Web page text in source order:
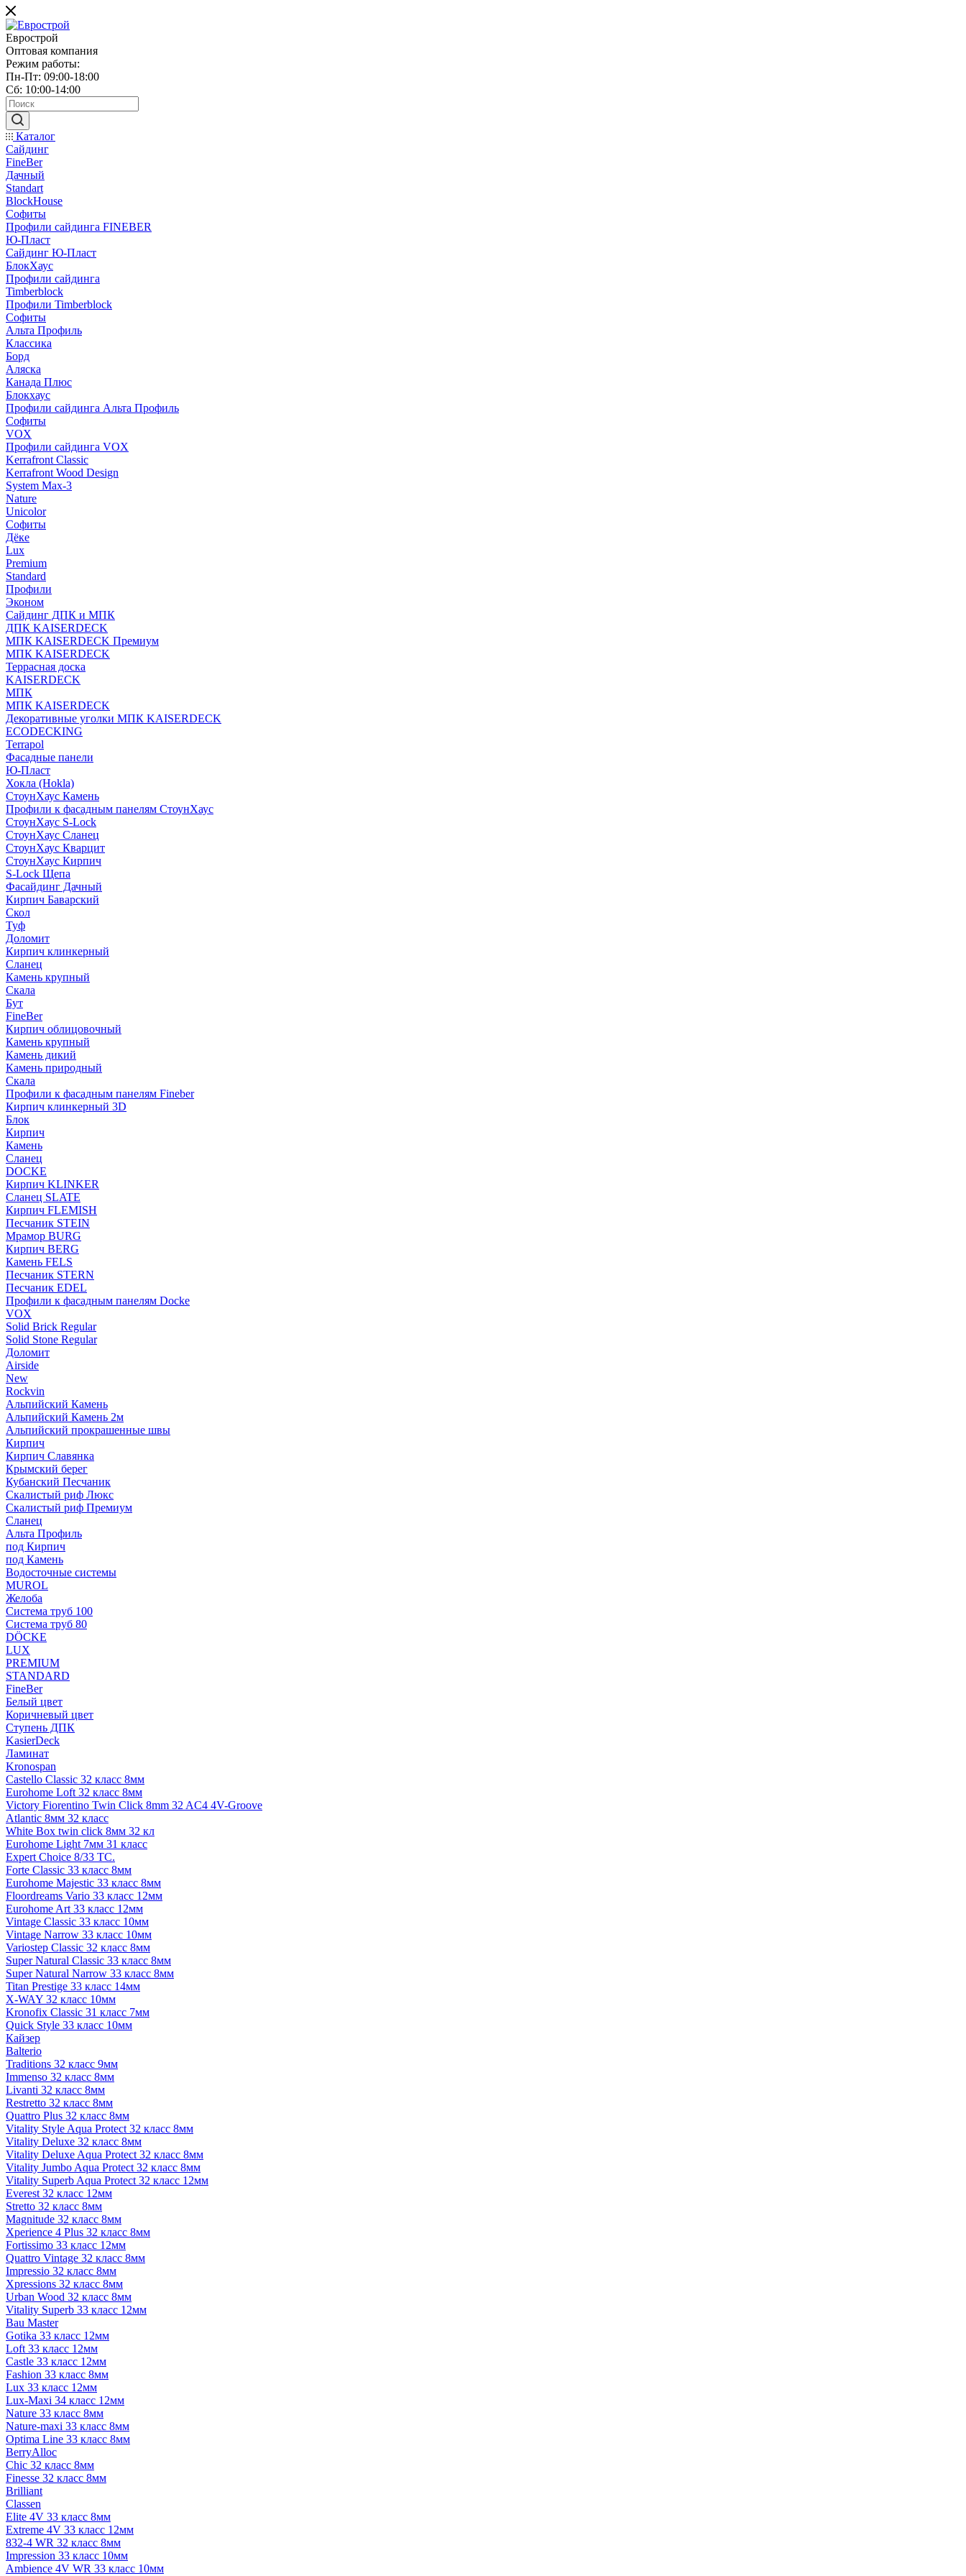
Еврострой
Оптовая компания
Режим работы:
Пн-Пт: 09:00-18:00
Сб: 10:00-14:00
Каталог
Сайдинг
FineBer
Дачный
Standart
BlockHouse
Софиты
Профили сайдинга FINEBER
Ю-Пласт
Сайдинг Ю-Пласт
БлокХаус
Профили сайдинга
Timberblock
Профили Timberblock
Софиты
Альта Профиль
Классика
Борд
Аляска
Канада Плюс
Блокхаус
Профили сайдинга Альта Профиль
Софиты
VOX
Профили сайдинга VOX
Kerrafront Classic
Kerrafront Wood Design
System Max-3
Nature
Unicolor
Софиты
Дёке
Lux
Premium
Standard
Профили
Эконом
Сайдинг ДПК и МПК
ДПК KAISERDECK
МПК KAISERDECK Премиум
МПК KAISERDECK
Террасная доска
KAISERDECK
МПК
МПК KAISERDECK
Декоративные уголки МПК KAISERDECK
ECODECKING
Terrapol
Фасадные панели
Ю-Пласт
Хокла (Hokla)
СтоунХаус Камень
Профили к фасадным панелям СтоунХаус
СтоунХаус S-Lock
СтоунХаус Сланец
СтоунХаус Кварцит
СтоунХаус Кирпич
S-Lock Щепа
Фасайдинг Дачный
Кирпич Баварский
Скол
Туф
Доломит
Кирпич клинкерный
Сланец
Камень крупный
Скала
Бут
FineBer
Кирпич облицовочный
Камень крупный
Камень дикий
Камень природный
Скала
Профили к фасадным панелям Fineber
Кирпич клинкерный 3D
Блок
Кирпич
Камень
Сланец
DOCKE
Кирпич KLINKER
Сланец SLATE
Кирпич FLEMISH
Пес­ча­ник STEIN
Мрамор BURG
Кирпич BERG
Камень FELS
Пес­ча­ник STERN
Пес­ча­ник EDEL
Профили к фасадным панелям Docke
VOX
Solid Brick Regular
Solid Stone Regular
Доломит
Airside
New
Rockvin
Альпийский Камень
Альпийский Камень 2м
Альпийский прокрашенные швы
Кирпич
Кирпич Славянка
Крымский берег
Кубанский Песчаник
Скалистый риф Люкс
Скалистый риф Премиум
Сланец
Альта Профиль
под Кирпич
под Камень
Водосточные системы
MUROL
Желоба
Система труб 100
Система труб 80
DÖCKE
LUX
PREMIUM
STANDARD
FineBer
Белый цвет
Коричневый цвет
Ступень ДПК
KasierDeck
Ламинат
Kronospan
Castello Classic 32 класс 8мм
Eurohome Loft 32 класс 8мм
Victory Fiorentino Twin Click 8mm 32 AC4 4V-Groove
Atlantic 8мм 32 класс
White Box twin click 8мм 32 кл
Eurohome Light 7мм 31 класс
Expert Choice 8/33 TC.
Forte Classic 33 класс 8мм
Eurohome Majestic 33 класс 8мм
Floordreams Vario 33 класс 12мм
Eurohome Art 33 класс 12мм
Vintage Classic 33 класс 10мм
Vintage Narrow 33 класс 10мм
Variostep Classic 32 класс 8мм
Super Natural Classic 33 класс 8мм
Super Natural Narrow 33 класс 8мм
Titan Prestige 33 класс 14мм
X-WAY 32 класс 10мм
Kronofix Classic 31 класс 7мм
Quick Style 33 класс 10мм
Кайзер
Balterio
Traditions 32 класс 9мм
Immenso 32 класс 8мм
Livanti 32 класс 8мм
Restretto 32 класс 8мм
Quattro Plus 32 класс 8мм
Vitality Style Aqua Protect 32 класс 8мм
Vitality Deluxe 32 класс 8мм
Vitality Deluxe Aqua Protect 32 класс 8мм
Vitality Jumbo Aqua Protect 32 класс 8мм
Vitality Superb Aqua Protect 32 класс 12мм
Everest 32 класс 12мм
Stretto 32 класс 8мм
Magnitude 32 класс 8мм
Xperience 4 Plus 32 класс 8мм
Fortissimo 33 класс 12мм
Quattro Vintage 32 класс 8мм
Impressio 32 класс 8мм
Xpressions 32 класс 8мм
Urban Wood 32 класс 8мм
Vitality Superb 33 класс 12мм
Bau Master
Gotika 33 класс 12мм
Loft 33 класс 12мм
Castle 33 класс 12мм
Fashion 33 класс 8мм
Lux 33 класс 12мм
Lux-Maxi 34 класс 12мм
Nature 33 класс 8мм
Nature-maxi 33 класс 8мм
Optima Line 33 класс 8мм
BerryAlloc
Chic 32 класс 8мм
Finesse 32 класс 8мм
Brilliant
Classen
Elite 4V 33 класс 8мм
Extreme 4V 33 класс 12мм
832-4 WR 32 класс 8мм
Impression 33 класс 10мм
Ambience 4V WR 33 класс 10мм